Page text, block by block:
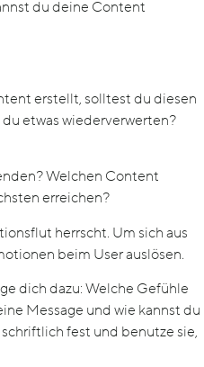
du deine Content
erstellt, solltest du diesen
etwas wiederverwerten?
Welchen Content
erreichen?
herrscht. Um sich aus
beim User auslösen.
dich dazu: Welche Gefühle
Message und wie kannst du
fest und benutze sie,